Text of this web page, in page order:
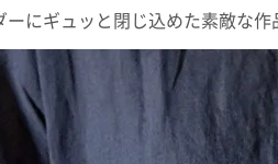
ーにギュッと閉じ込めた素敵な作